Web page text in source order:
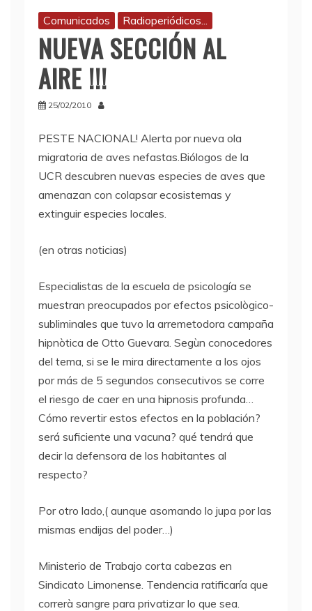
Comunicados Radioperiódicos...
NUEVA SECCIÓN AL
AIRE !!!
25/02/2010
PESTE NACIONAL! Alerta por nueva ola
migratoria de aves nefastas.Biólogos de la
UCR descubren nuevas especies de aves que
amenazan con colapsar ecosistemas y
extinguir especies locales.
(en otras noticias)
Especialistas de la escuela de psicología se
muestran preocupados por efectos psicològico-
subliminales que tuvo la arremetodora campaña
hipnòtica de Otto Guevara. Segùn conocedores
del tema, si se le mira directamente a los ojos
por más de 5 segundos consecutivos se corre
el riesgo de caer en una hipnosis profunda…
Cómo revertir estos efectos en la población?
será suficiente una vacuna? qué tendrá que
decir la defensora de los habitantes al
respecto?
Por otro lado,( aunque asomando lo jupa por las
mismas endijas del poder…)
Ministerio de Trabajo corta cabezas en
Sindicato Limonense. Tendencia ratificaría que
correrà sangre para privatizar lo que sea.